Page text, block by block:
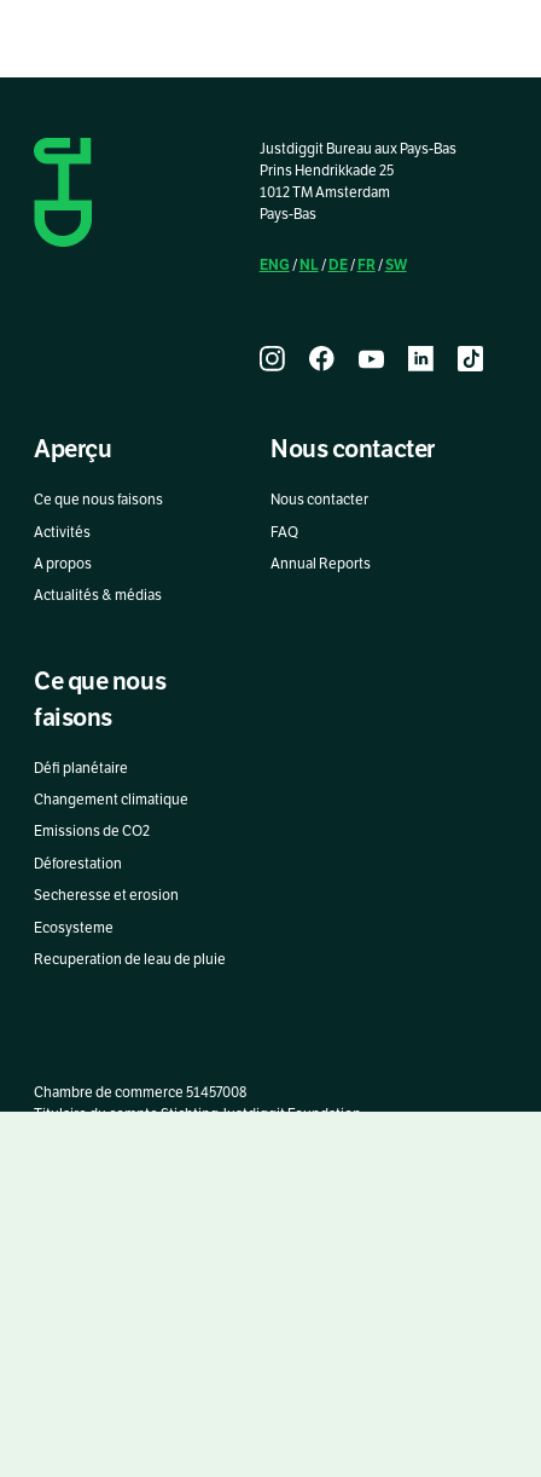
Justdiggit Bureau aux Pays-Bas
Prins Hendrikkade 25
1012 TM Amsterdam
Pays-Bas
ENG / NL/ DE/ FR/SW
Aperçu
Ce que nous faisons
Activités
A propos
Actualités & médias
Nous contacter
Nous contacter
FAQ
Annual Reports
Ce que nous
faisons
Défi planétaire
Changement climatique
Emissions de CO2
Déforestation
Secheresse et erosion
Ecosysteme
Recuperation de leau de pluie
Chambre de commerce 51457008
Titulaire du compte Stichting Justdiggit Foundation